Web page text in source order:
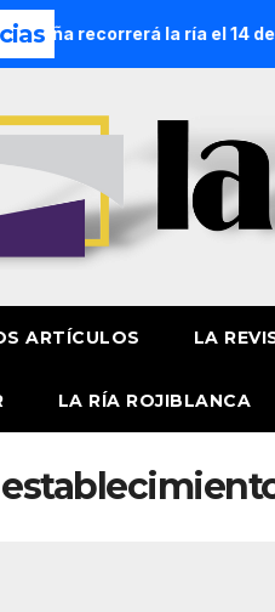
recorrerá la ría el 14 de
ARTÍCULOS LA
LA RÍA ROJIBLANCA